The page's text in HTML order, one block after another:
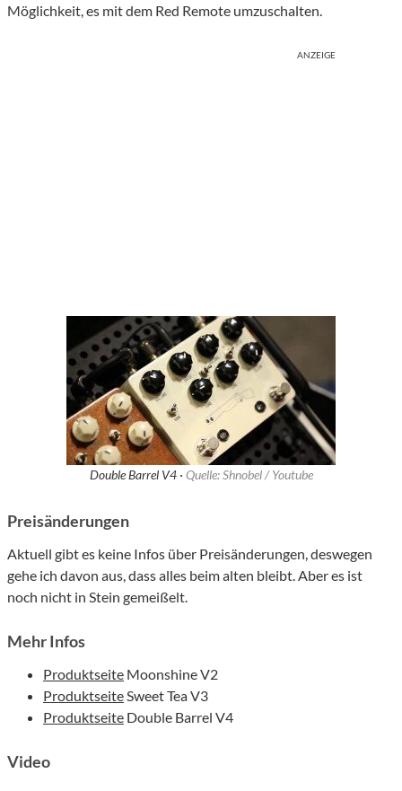
Möglichkeit, es mit dem Red Remote umzuschalten.
ANZEIGE
Double Barrel V4 · Quelle: Shnobel / Youtube
Preisänderungen
Aktuell gibt es keine Infos über Preisänderungen, deswegen
gehe ich davon aus, dass alles beim alten bleibt. Aber es ist
noch nicht in Stein gemeißelt.
Mehr Infos
Produktseite Moonshine V2
ProduktseiteSweet Tea V3
Produktseite Double Barrel V4
Video